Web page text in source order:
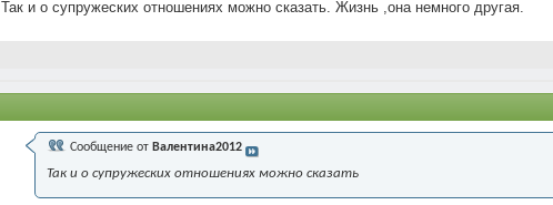
Так и о супружеских отношениях можно сказать. Жизнь ,она немного другая.
Сообщение от Валентина2012
Так и о супружеских отношениях можно сказать